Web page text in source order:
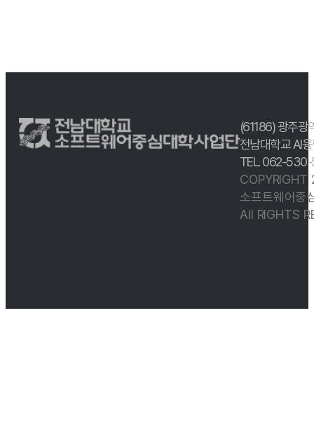
(61186) 광주광
전남대학교 AI
TEL. 062-
COPYRIGHT
소프트웨어중
All RIGHTS